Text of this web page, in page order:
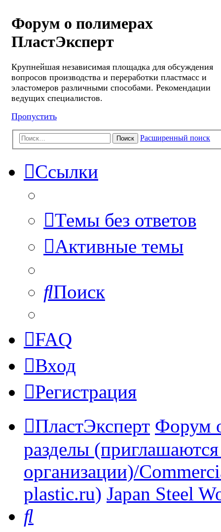
Форум о полимерах
ПластЭксперт
Крупнейшая независимая площадка для обсуждения
вопросов производства и переработки пластмасс и
эластомеров различными способами. Рекомендации
ведущих специалистов.
Пропустить
Поиск Расширенный поиск
Ссылки
Темы без ответов
Активные темы
Поиск
FAQ
Вход
Регистрация
ПластЭксперт Форум
разделы
организации)/
plastic.ru) Japan Steel